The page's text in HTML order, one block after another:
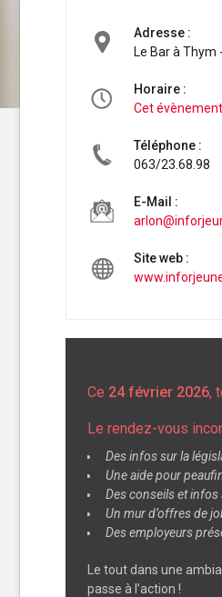
Adresse :
Le Bar à
Horaire :
Cet
Téléphone :
063/23.68.98
E-Mail :
Site web :
Ce 24 février 2026,
Le rendez-vous
Des infos sur la
Une aide pour
Des conseils et infos
Un mur d’offres de
Des employeurs
Le tout dans une
passe à l’action !